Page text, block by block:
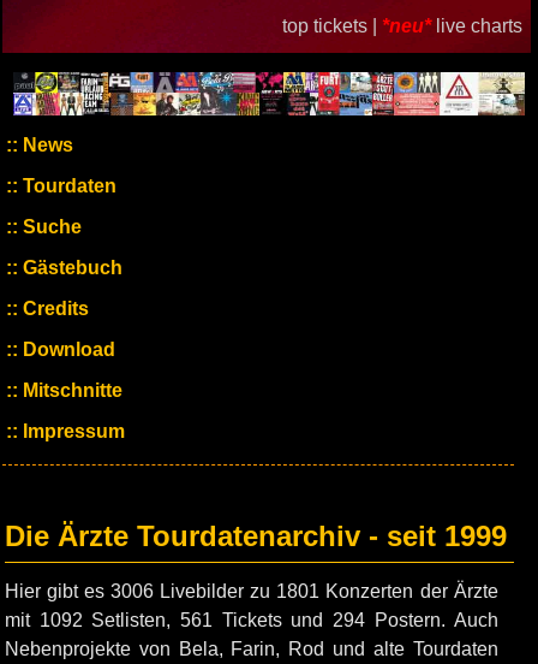
top tickets | *neu* live charts
News
Tourdaten
Suche
Gästebuch
Credits
Download
Mitschnitte
Impressum
Die Ärzte Tourdatenarchiv - seit 1999
Hier gibt es 3006 Livebilder zu 1801 Konzerten der Ärzte
mit 1092 Setlisten, 561 Tickets und 294 Postern. Auch
Nebenprojekte von Bela, Farin, Rod und alte Tourdaten